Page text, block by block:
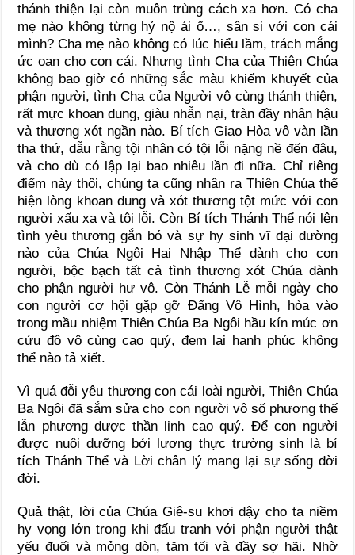
thánh thiện lại còn muôn trùng cách xa hơn. Có cha
mẹ nào không từng hỷ nộ ái ố…, sân si với con cái
mình? Cha mẹ nào không có lúc hiểu lầm, trách mắng
ức oan cho con cái. Nhưng tình Cha của Thiên Chúa
không bao giờ có những sắc màu khiếm khuyết của
phận người, tình Cha của Người vô cùng thánh thiện,
rất mực khoan dung, giàu nhẫn nại, tràn đầy nhân hậu
và thương xót ngần nào. Bí tích Giao Hòa vô vàn lần
tha thứ, dẫu rằng tội nhân có tội lỗi nặng nề đến đâu,
và cho dù có lập lại bao nhiêu lần đi nữa. Chỉ riêng
điểm này thôi, chúng ta cũng nhận ra Thiên Chúa thể
hiện lòng khoan dung và xót thương tột mức với con
người xấu xa và tội lỗi. Còn Bí tích Thánh Thể nói lên
tình yêu thương gắn bó và sự hy sinh vĩ đại dường
nào của Chúa Ngôi Hai Nhập Thể dành cho con
người, bộc bạch tất cả tình thương xót Chúa dành
cho phận người hư vô. Còn Thánh Lễ mỗi ngày cho
con người cơ hội gặp gỡ Đấng Vô Hình, hòa vào
trong mầu nhiệm Thiên Chúa Ba Ngôi hầu kín múc ơn
cứu độ vô cùng cao quý, đem lại hạnh phúc không
thể nào tả xiết.
Vì quá đỗi yêu thương con cái loài người, Thiên Chúa
Ba Ngôi đã sắm sửa cho con người vô số phương thế
lẫn phương dược thần linh cao quý. Để con người
được nuôi dưỡng bởi lương thực trường sinh là bí
tích Thánh Thể và Lời chân lý mang lại sự sống đời
đời.
Quả thật, lời của Chúa Giê-su khơi dậy cho ta niềm
hy vọng lớn trong khi đấu tranh với phận người thật
yếu đuối và mỏng dòn, tăm tối và đầy sợ hãi. Nhờ